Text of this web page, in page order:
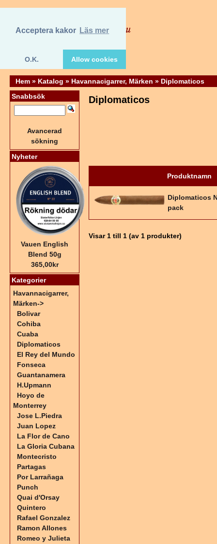
Acceptera kakor Läs mer
O.K. Allow cookies
Hem » Katalog » Havannacigarrer, Märken » Diplomaticos
Diplomaticos
Produktnamn
Diplomaticos
pack
Visar1 till1 (av1 produkter)
Snabbsök
Avancerad
sökning
Nyheter
Vauen English
Blend 50g
365,00kr
Kategorier
Havannacigarrer,
Märken->
Bolivar
Cohiba
Cuaba
Diplomaticos
El Rey del Mundo
Fonseca
Guantanamera
H.Upmann
Hoyo de
Monterrey
Jose L.Piedra
Juan Lopez
La Flor de Cano
La Gloria Cubana
Montecristo
Partagas
Por Larrañaga
Punch
Quai d'Orsay
Quintero
Rafael Gonzalez
Ramon Allones
Romeo y Julieta